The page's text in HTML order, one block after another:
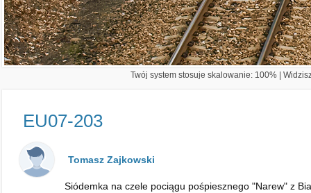
Twój system stosuje skalowanie: 100% |
EU07-203
Tomasz Zajkowski
Siódemka na czele pociągu pośpiesznego "Narew" z